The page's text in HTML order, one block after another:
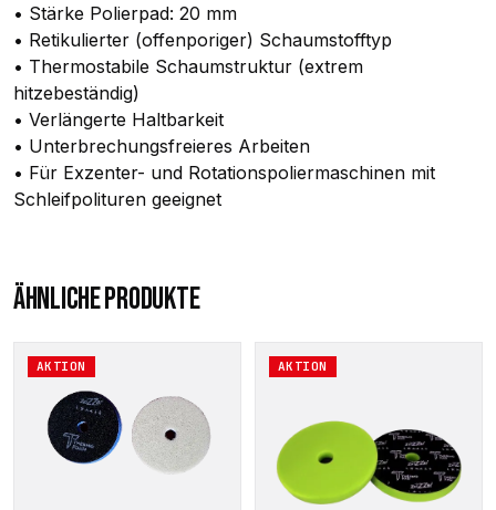
• Stärke Polierpad: 20 mm
• Retikulierter (offenporiger) Schaumstofftyp
• Thermostabile Schaumstruktur (extrem
hitzebeständig)
• Verlängerte Haltbarkeit
• Unterbrechungsfreieres Arbeiten
• Für Exzenter- und Rotationspoliermaschinen mit
Schleifpolituren geeignet
ÄHNLICHE PRODUKTE
AKTION
Dieses
Produkt
mehrere
Varianten
AKTION
Dieses
Produkt
mehrere
Varianten
auf.